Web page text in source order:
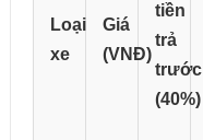
Loại
xe
Giá
(VNĐ)
tiền
trả
trước
(40%)